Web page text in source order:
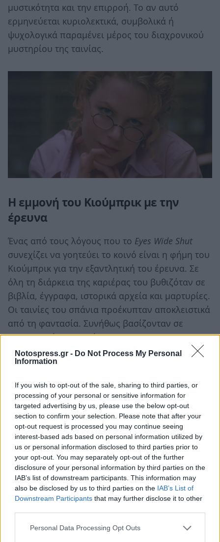
Notospress.gr - Do Not Process My Personal
Information
If you wish to opt-out of the sale, sharing to third parties, or
processing of your personal or sensitive information for
targeted advertising by us, please use the below opt-out
section to confirm your selection. Please note that after your
opt-out request is processed you may continue seeing
interest-based ads based on personal information utilized by
us or personal information disclosed to third parties prior to
your opt-out. You may separately opt-out of the further
disclosure of your personal information by third parties on the
IAB’s list of downstream participants. This information may
also be disclosed by us to third parties on the IAB’s List of
Downstream Participants that may further disclose it to other
Personal Data Processing Opt Outs
μυστικότητα και την επιρροή. Το αν αυτό
ερμηνεύεται κυριολεκτικά, συμβολικά ή
ψυχολογικά παραμένει μέρος του διαχρονικού
μυστηρίου της ταινίας.
Η εμμονή του Κιούμπρικ με την
έρευνα
Ένας από τους λόγους που το Eyes Wide Shut
συνεχίζει να γοητεύει το κοινό είναι η φήμη του
Κιούμπρικ για την εξαντλητική του έρευνα. Σε
όλη τη διάρκεια της καριέρας του βυθιζόταν σε
βιβλία, έγγραφα, ιστορικά αρχεία και μαρτυρίες.
Οι ταινίες του σπάνια προέκυπταν αποκλειστικά
από τη φαντασία. Συνήθως βασίζονταν σε
πραγματικές επιρροές.
Μελέτησε στρατιωτική στρατηγική για τοDr.
την κοινωνική διαμόρφωση για «Το Κουρδιστό
Πορτοκάλι» (A Clockwork Orange). Πέρασε χρόνια
προετοιμάζοντας πολλά από τα έργα του πριν
καν ξεκινήσουν τα γυρίσματα.
Ακριβώς εξαιτίας αυτής της φήμης, ορισμένοι
θεατές πιστεύουν ότι οι μυστικές κοινωνίες και
οι συγκεντρώσεις της ελίτ που παρουσιάζονται
στοEyes Wide Shutεμπνεύστηκαν από κάτι
περισσότερο από τη μυθοπλασία. Άλλοι
διαχρονικά θέματα της ανθρώπινης ιστορίας.